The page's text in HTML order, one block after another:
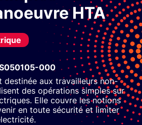
HTA
000
destinée aux travailleurs non-
des opérations simples sur
Elle couvre les notions
en toute sécurité et limiter